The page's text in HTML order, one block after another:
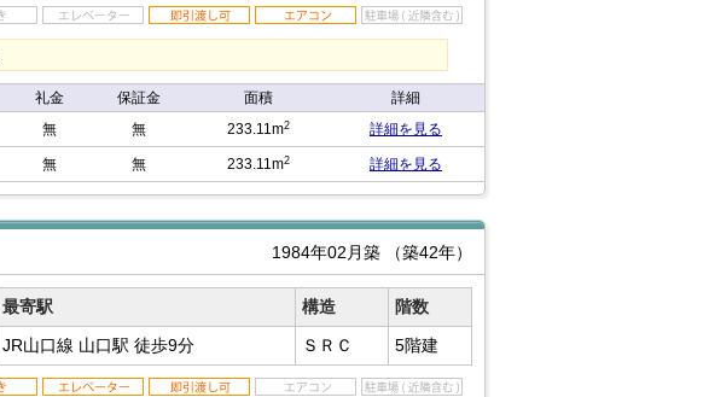
礼金 保証金 面積
詳細
無 無 233.11m2 詳細を見る
無 無 233.11m2 詳細を見る
1984年02月築 （築42年）
最寄駅 構造
階数
JR山口線 山口駅 徒歩9分 ＳＲＣ 5階建